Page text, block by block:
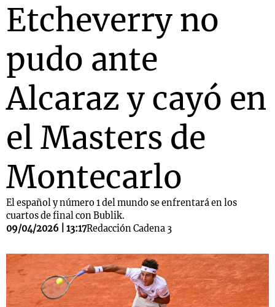
Etcheverry no
pudo ante
Alcaraz y cayó en
el Masters de
Montecarlo
El español y número 1 del mundo se enfrentará en los
cuartos de final con Bublik.
09/04/2026 | 13:17Redacción Cadena 3